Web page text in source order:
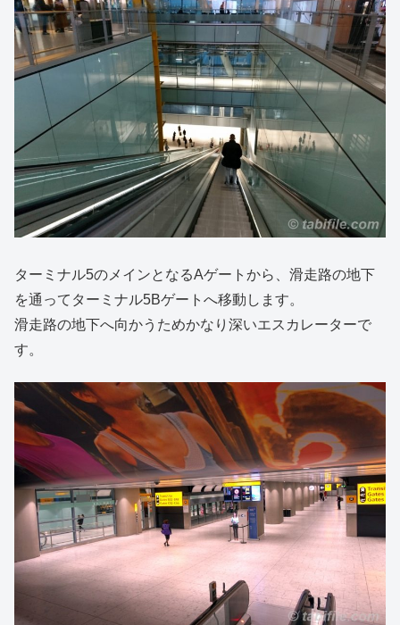
ターミナル5のメインとなるAゲートから、滑走路の地下
を通ってターミナル5Bゲートへ移動します。
滑走路の地下へ向かうためかなり深いエスカレーターで
す。